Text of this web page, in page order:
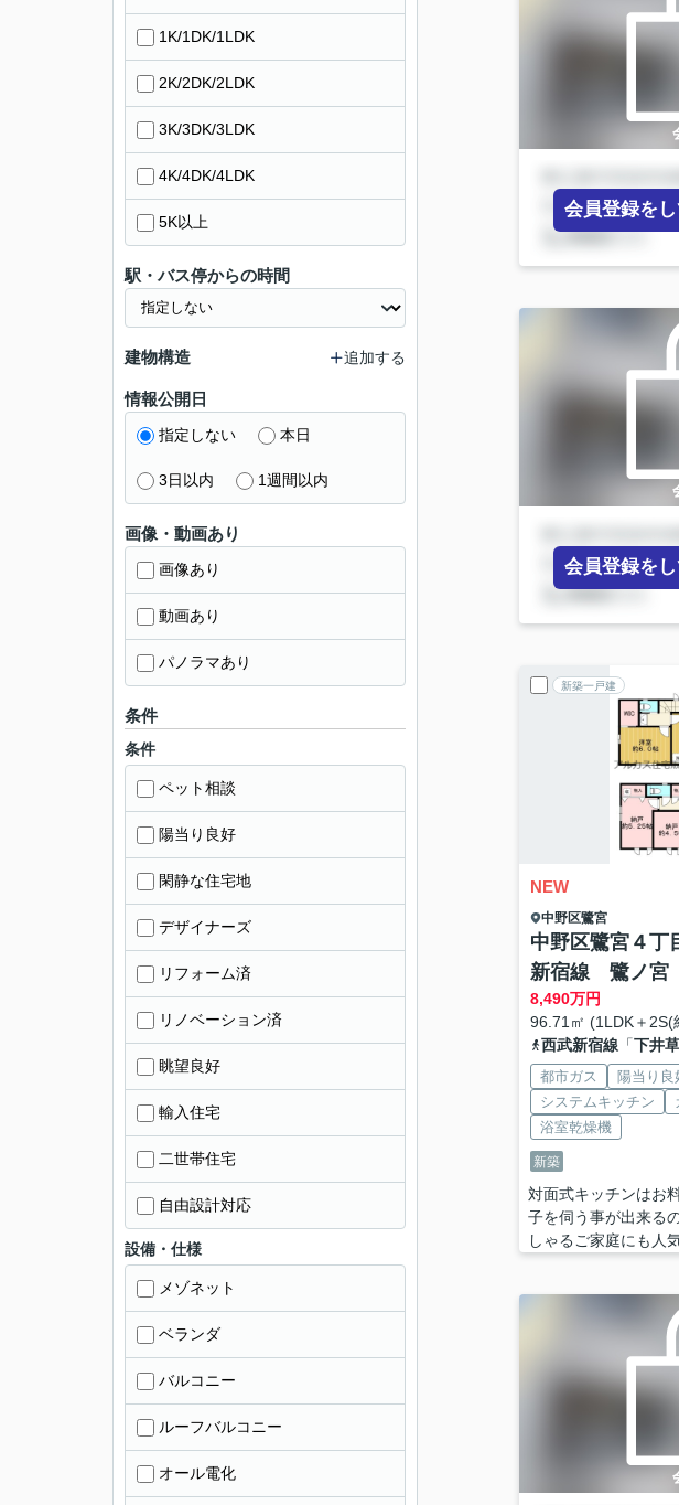
会員登録を
会員登録を
新築一戸建
NEW
中野区鷺宮
中野区鷺宮４
新宿線 鷺ノ宮
8,490万円
96.71㎡ (1LDK＋2S(
西武新宿線「下井草
都市ガス 陽当り良
システムキッチン
浴室乾燥機
新築
対面式キッチンはお
子を伺う事が出来る
しゃるご家庭にも人
1K/1DK/1LDK
2K/2DK/2LDK
3K/3DK/3LDK
4K/4DK/4LDK
5K以上
駅・バス停からの時間
建物構造 追加する
情報公開日
指定しない 本日
3日以内 1週間以内
画像・動画あり
画像あり
動画あり
パノラマあり
条件
条件
ペット相談
陽当り良好
閑静な住宅地
デザイナーズ
リフォーム済
リノベーション済
眺望良好
輸入住宅
二世帯住宅
自由設計対応
設備・仕様
メゾネット
ベランダ
バルコニー
ルーフバルコニー
オール電化